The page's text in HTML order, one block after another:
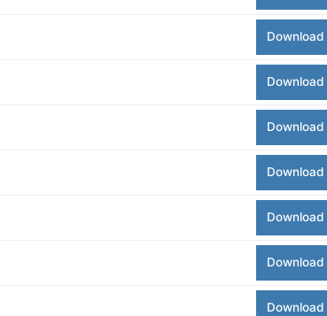
Download
Download
Download
Download
Download
Download
Download